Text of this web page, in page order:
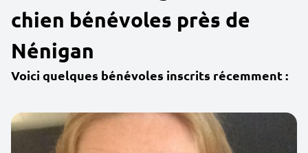
chien bénévoles près de
Nénigan
Voici quelques bénévoles inscrits récemment :